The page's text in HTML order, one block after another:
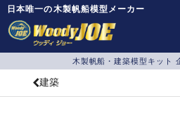
日本唯一の木製帆船模型メーカー
木製帆船・建築模型キット
建築